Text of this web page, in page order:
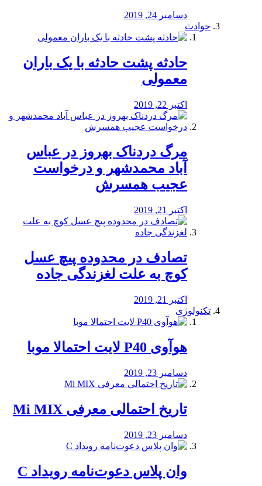
دسامبر 24, 2019
حوادث
️حادثه پشت حادثه با یک باران
معمولی
اکتبر 22, 2019
مرگ دردناک بهروز در عباس
آباد محمدشهر و درخواست
عجیب همسرش
اکتبر 21, 2019
تصادف در محدوده پیچ عسل
کوچ به علت لغزندگی جاده
اکتبر 21, 2019
تکنولوژی
هوآوی P40 لایت احتمالا موبا
دسامبر 23, 2019
تاریخ احتمالی معرفی Mi MIX
دسامبر 23, 2019
وان پلاس دعوت‌نامه رویداد C